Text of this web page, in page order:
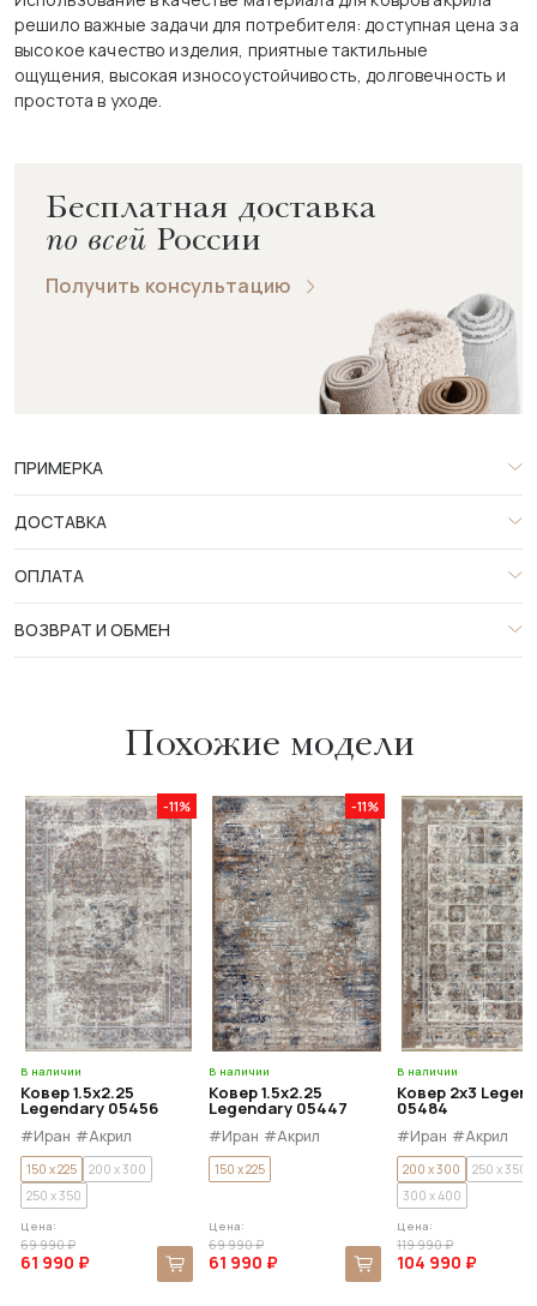
решило важные задачи для потребителя: доступная цена за
высокое качество изделия, приятные тактильные
ощущения, высокая износоустойчивость, долговечность и
простота в уходе.
Бесплатная доставка
по всей России
Получить консультацию
ПРИМЕРКА
ДОСТАВКА
ОПЛАТА
ВОЗВРАТ И ОБМЕН
Похожие модели
-11%
В наличии
Ковер 1.5x2.25
Legendary 05456
#Иран #Акрил
150 x 225
200 x 300
250 x 350
Цена:
69 990 ₽
61 990 ₽
-11%
В наличии
Ковер 1.5x2.25
Legendary 05447
#Иран #Акрил
150 x 225
Цена:
69 990 ₽
61 990 ₽
В наличии
Ковер 2x3
05484
#Иран #Акрил
200 x 300
250 x 350
300 x 400
Цена:
119 990 ₽
104 990 ₽